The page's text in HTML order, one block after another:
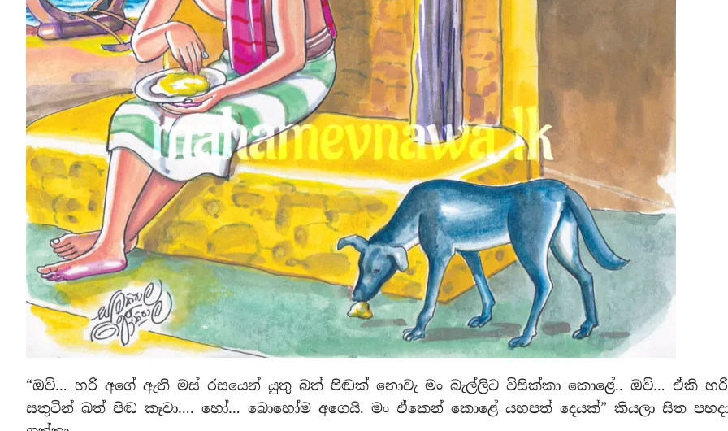
“ඔව්… හරි අගේ ඇති මස් රසයෙන් යුතු බත් පිඬක් නොවැ මං බැල්ලිට විසික්කා කොළේ.. ඔව්… ඒකි හරි
සතුටින් බත් පිඬ කෑවා…. හෝ… බොහෝම අගෙයි. මං ඒකෙන් කොළේ යහපත් දෙයක්” කියලා සිත